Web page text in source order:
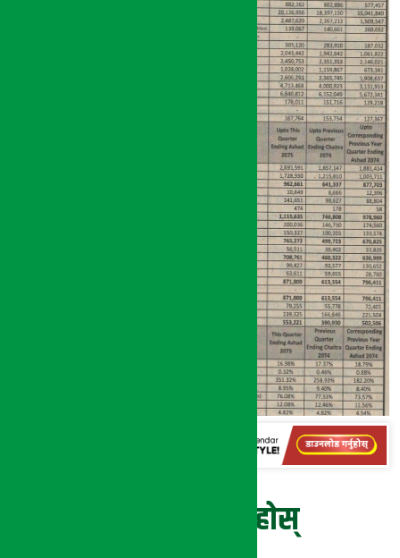
प्रतिक्रिया दिनुहोस्